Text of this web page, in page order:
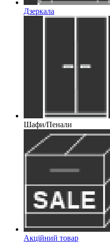
Дзеркала
Шафи/Пенали
Акційний товар